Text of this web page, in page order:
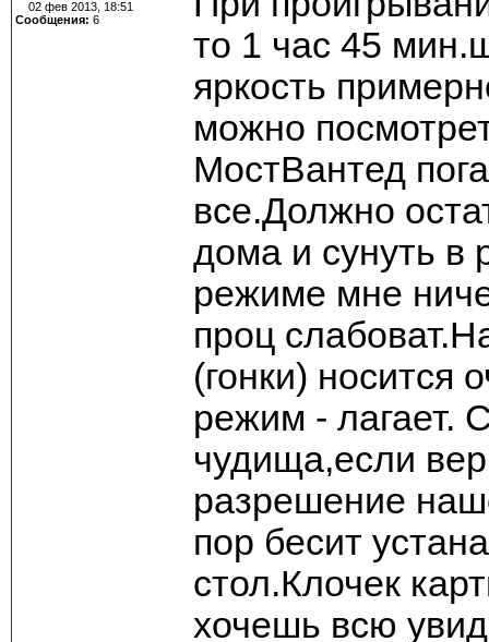
02 фев 2013, 18:51
Сообщения: 6
то 1 час 45
яркость
можно
МостВантед
все.Должно
дома и сунуть в
режиме мне
проц
(гонки) носится
режим - лагает.
чудища,если
разрешение
пор бесит
стол.Клочек
хочешь всю